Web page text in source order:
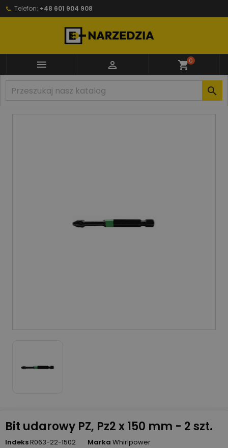
Telefon: +48 601 904 908
  shopping_cart0

Bit udarowy PZ, Pz2 x 150 mm - 2 szt.
IndeksR063-22-1502 Marka Whirlpower